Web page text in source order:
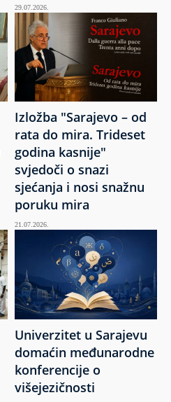
29.07.2026.
Izložba "Sarajevo – od
rata do mira. Trideset
godina kasnije"
svjedoči o snazi
sjećanja i nosi snažnu
poruku mira
21.07.2026.
Univerzitet u Sarajevu
domaćin međunarodne
konferencije o
višejezičnosti